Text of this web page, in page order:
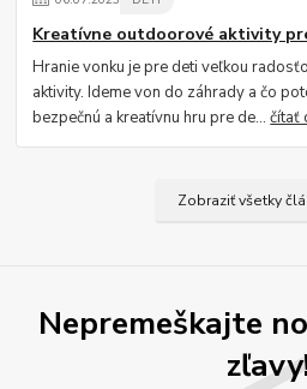
Kreatívne outdoorové aktivity
Hranie vonku je pre deti veľkou
aktivity. Ideme von do záhrady a čo
bezpečnú a kreatívnu hru pre de...čítať
Zobraziť všetky
Nepremeškajte